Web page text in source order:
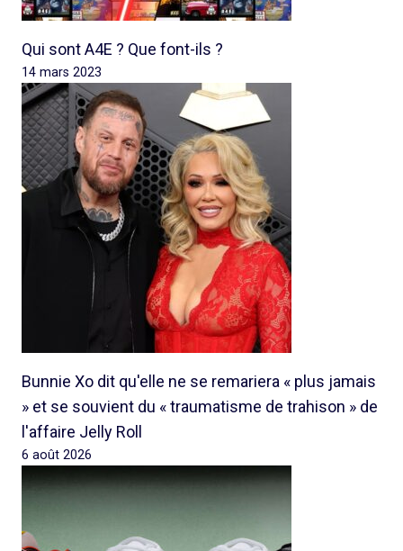
Qui sont A4E ? Que font-ils ?
14 mars 2023
Bunnie Xo dit qu'elle ne se remariera « plus jamais
» et se souvient du « traumatisme de trahison » de
l'affaire Jelly Roll
6 août 2026